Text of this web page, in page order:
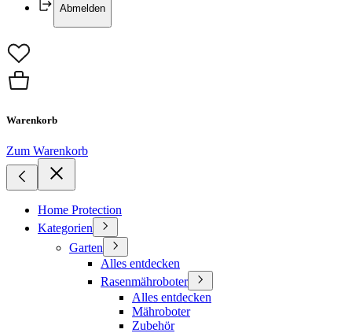
Abmelden
Warenkorb
Zum Warenkorb
Home Protection
Kategorien
Garten
Alles entdecken
Rasenmähroboter
Alles entdecken
Mähroboter
Zubehör